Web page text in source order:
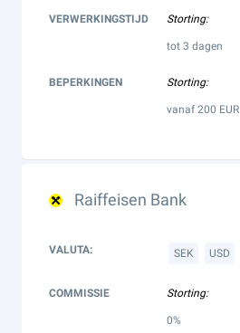
VERWERKINGSTIJD Storting:
tot 3 dagen
BEPERKINGEN Storting:
vanaf 200 EUR
Raiffeisen Bank
VALUTA: SEK USD
COMMISSIE Storting:
0%